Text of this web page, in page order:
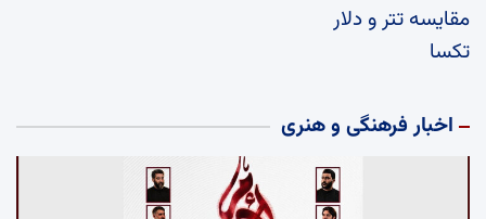
مقایسه تتر و دلار
تکسا
اخبار فرهنگی و هنری